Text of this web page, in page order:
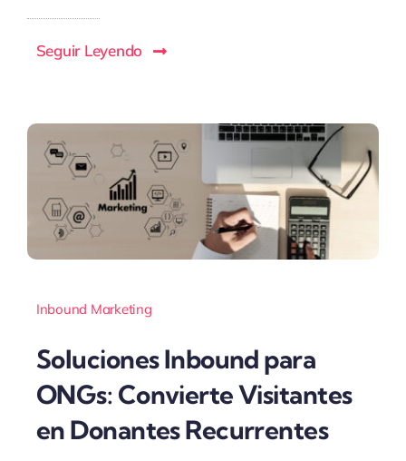
Seguir Leyendo
Inbound Marketing
Soluciones Inbound para
ONGs: Convierte Visitantes
en Donantes Recurrentes